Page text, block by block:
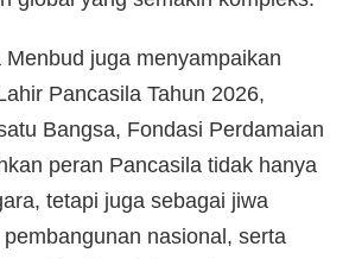
juga menyampaikan
Pancasila Tahun 2026,
Bangsa, Fondasi Perdamaian
peran Pancasila tidak hanya
tetapi juga sebagai jiwa
nasional, serta